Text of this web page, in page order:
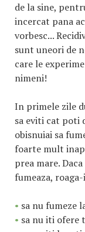
de la sine,
incercat pana
vorbesc...
sunt uneori de
care le
nimeni!
In primele zile
sa eviti cat poti
obisnuiai sa
foarte mult
prea mare.
fumeaza,
• sa nu fumeze
• sa nu iti ofere